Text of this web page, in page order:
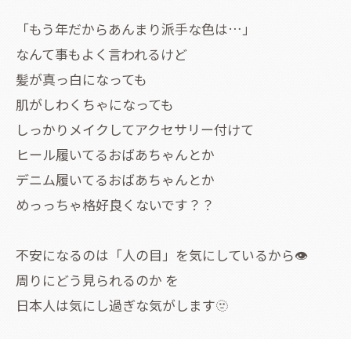
「もう年だからあんまり派手な色は…」
なんて事もよく言われるけど
髪が真っ白になっても
肌がしわくちゃになっても
しっかりメイクしてアクセサリー付けて
ヒール履いてるおばあちゃんとか
デニム履いてるおばあちゃんとか
めっっちゃ格好良くないです？？
不安になるのは「人の目」を気にしているから👁️
周りにどう見られるのか を
日本人は気にし過ぎな気がします🫥